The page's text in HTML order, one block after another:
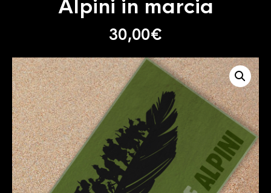
Alpini in marcia
30,00€